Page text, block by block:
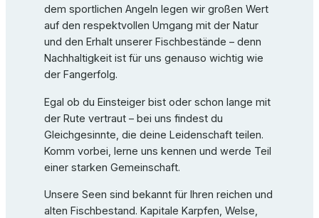
dem sportlichen Angeln legen wir großen Wert
auf den respektvollen Umgang mit der Natur
und den Erhalt unserer Fischbestände – denn
Nachhaltigkeit ist für uns genauso wichtig wie
der Fangerfolg.
Egal ob du Einsteiger bist oder schon lange mit
der Rute vertraut – bei uns findest du
Gleichgesinnte, die deine Leidenschaft teilen.
Komm vorbei, lerne uns kennen und werde Teil
einer starken Gemeinschaft.
Unsere Seen sind bekannt für Ihren reichen und
alten Fischbestand. Kapitale Karpfen, Welse,